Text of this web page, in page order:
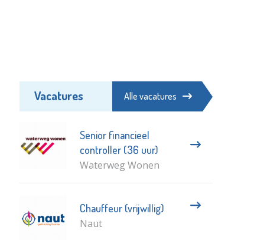
Vacatures Alle vacatures
Senior financieel
controller (36 uur)
Waterweg Wonen
Chauffeur (vrijwillig)
Naut